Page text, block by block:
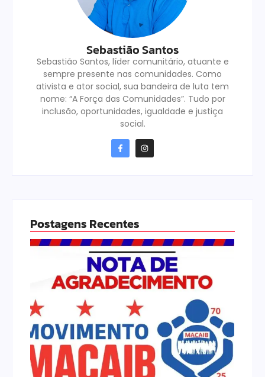
Sebastião Santos
Sebastião Santos, líder comunitário, atuante e
sempre presente nas comunidades. Como
ativista e ator social, sua bandeira de luta tem
nome: “A Força das Comunidades”. Tudo por
inclusão, oportunidades, igualdade e justiça
social.
Postagens Recentes